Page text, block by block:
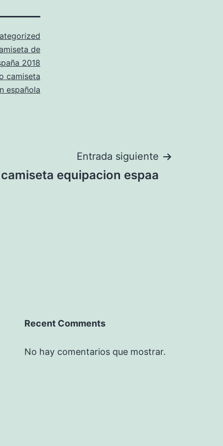
de
2018
camiseta
española
Entrada siguiente
camiseta equipacion espaa
Recent Comments
No hay comentarios que mostrar.